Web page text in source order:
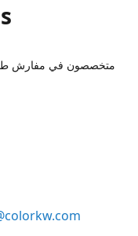
متخصصون في مفارش